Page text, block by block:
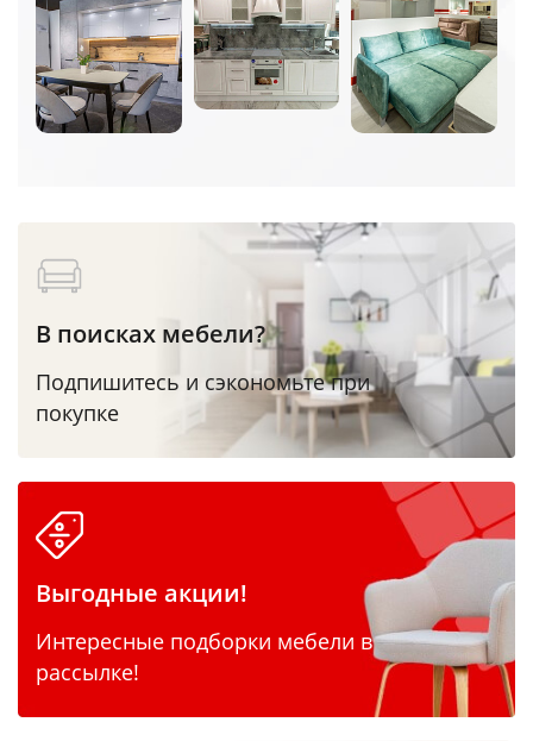
В поисках мебели?
Подпишитесь и сэкономьте при
покупке
Выгодные акции!
Интересные подборки мебели в
рассылке!